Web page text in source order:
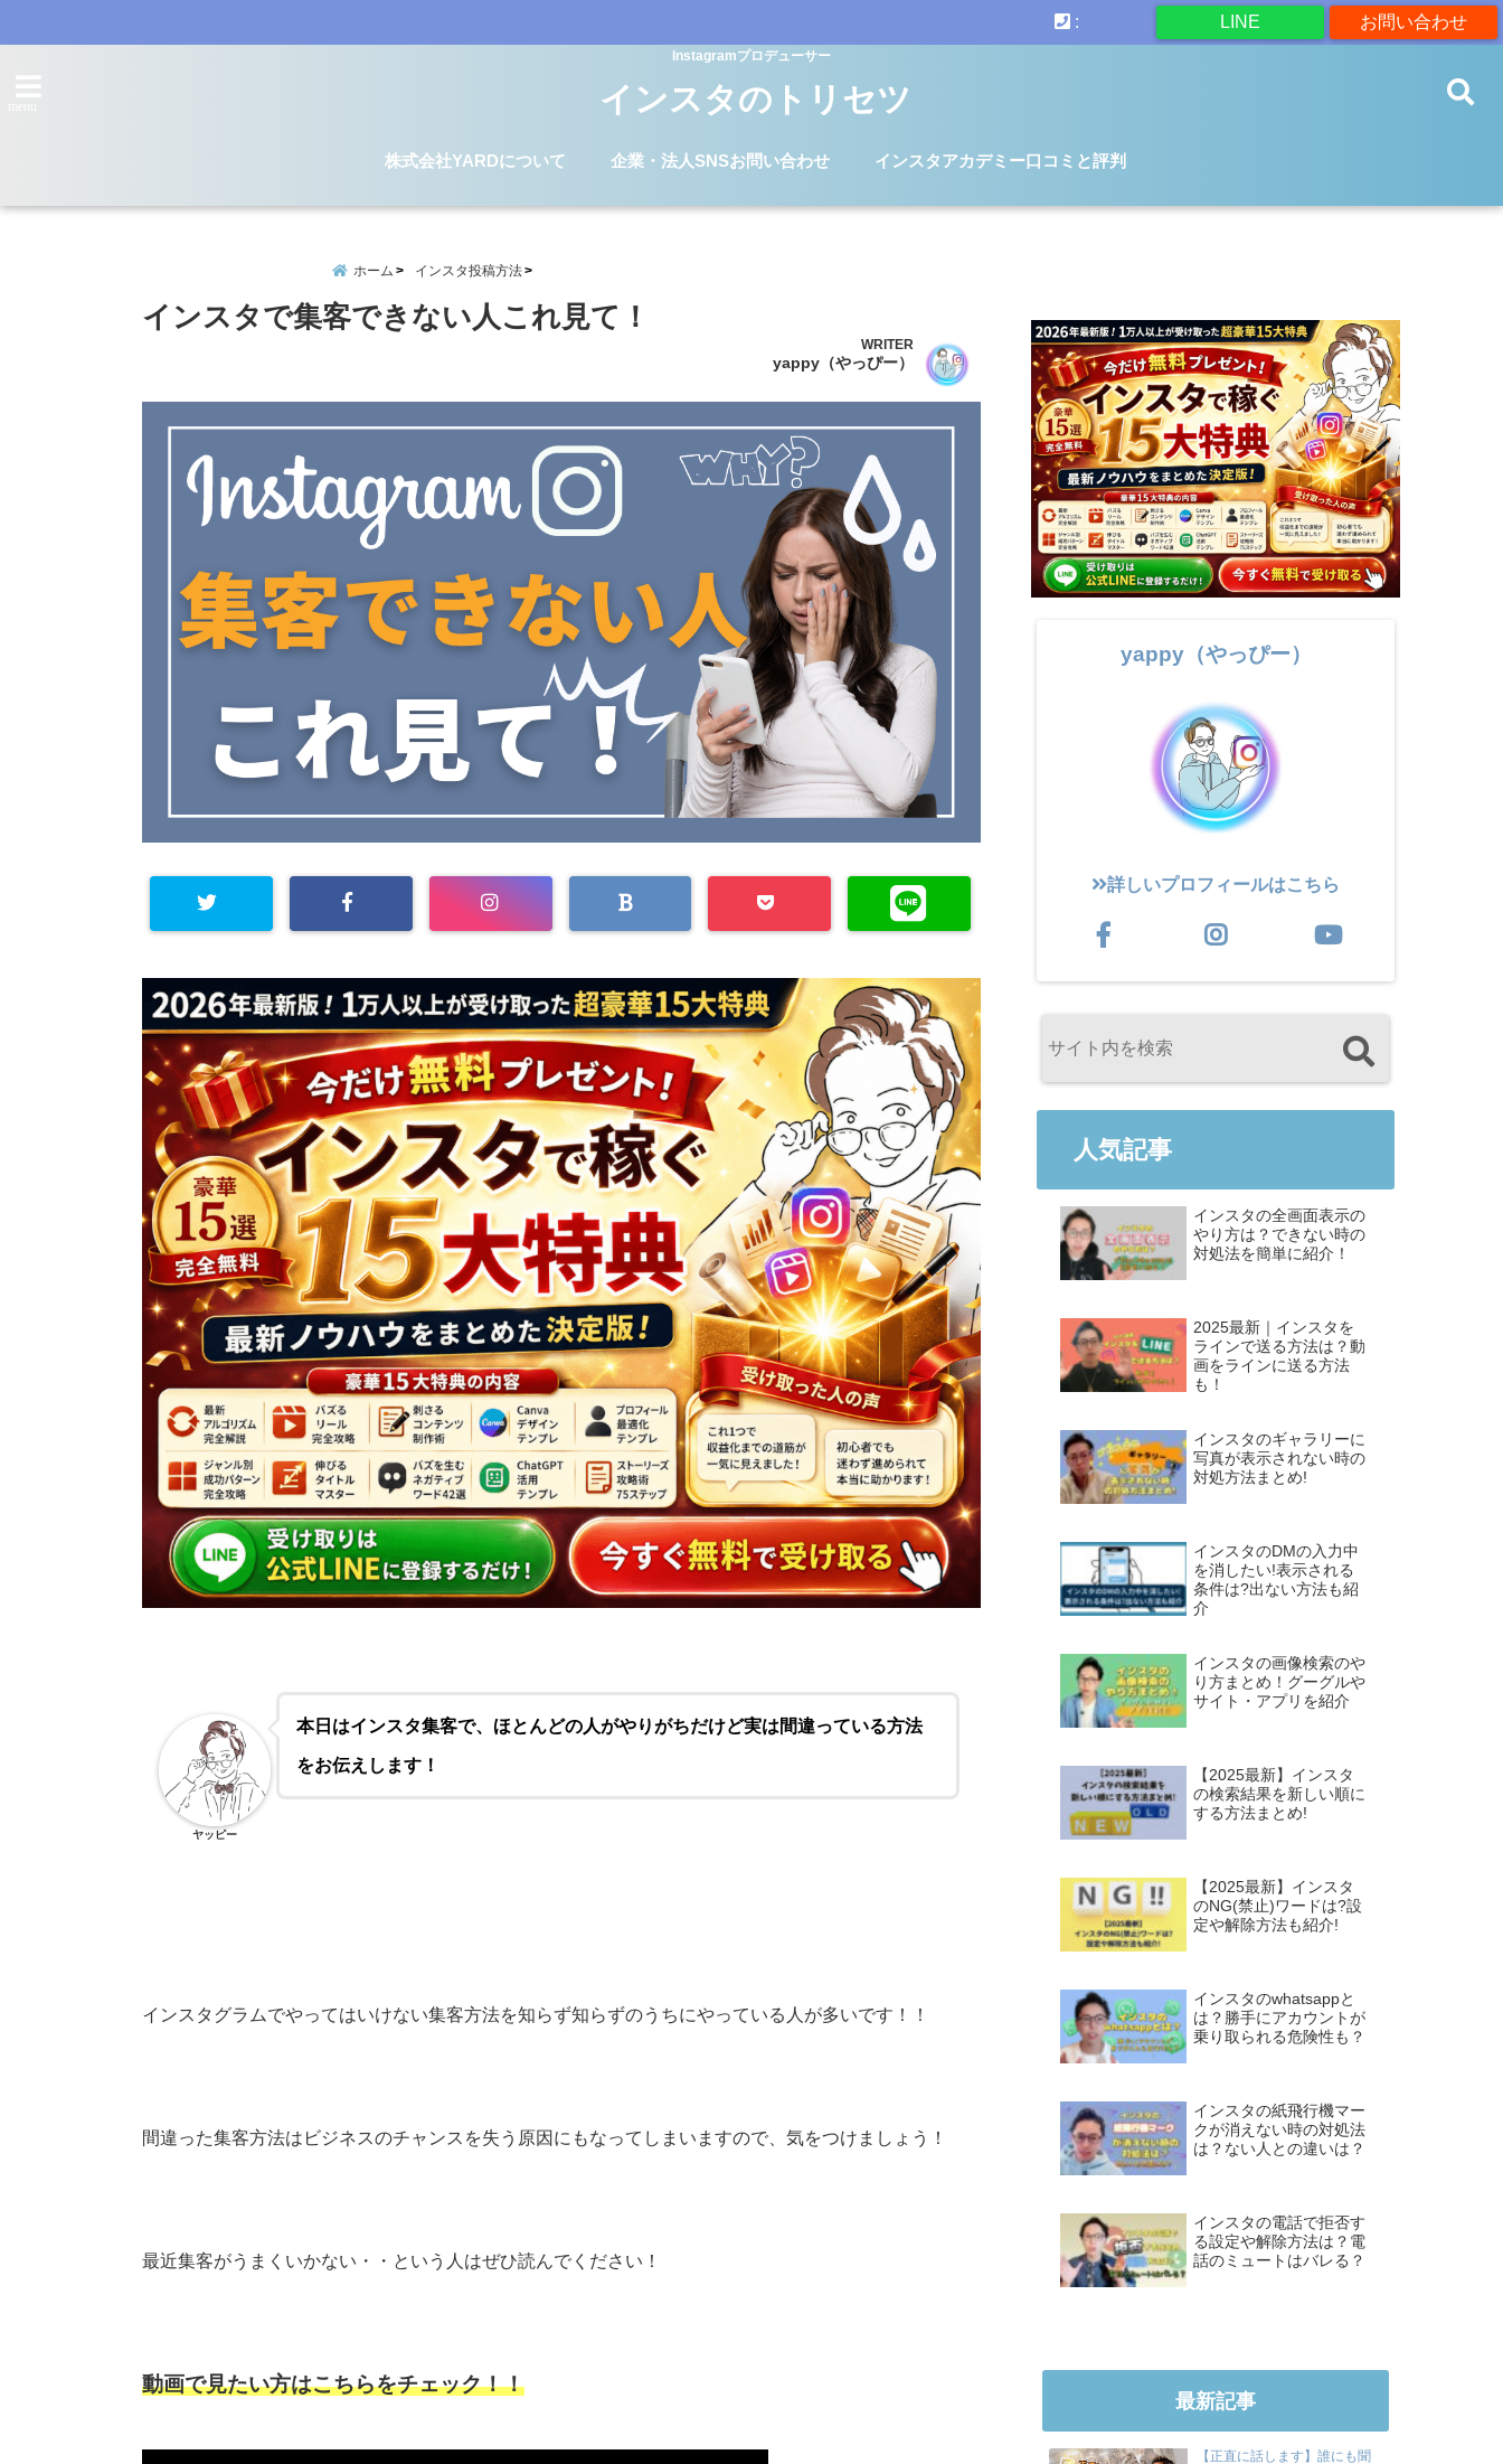
お問い合わせ
LINE
:
Instagramプロデューサー
インスタのトリセツ
株式会社YARDについて 企業・法人SNSお問い合わせ インスタアカデミー口コミと評判
ホーム インスタ投稿方法
インスタで集客できない人これ見て！
WRITER
yappy（やっぴー）
本日はインスタ集客で、ほとんどの人がやりがちだけど実は間違っている方法
をお伝えします！
ヤッピー
インスタグラムでやってはいけない集客方法を知らず知らずのうちにやっている人が多いです！！
間違った集客方法はビジネスのチャンスを失う原因にもなってしまいますので、気をつけましょう！
最近集客がうまくいかない・・という人はぜひ読んでください！
動画で見たい方はこちらをチェック！！
yappy（やっぴー）
詳しいプロフィールはこちら
人気記事
インスタの全画面表示の
やり方は？できない時の
対処法を簡単に紹介！
2025最新｜インスタを
ラインで送る方法は？動
画をラインに送る方法
も！
インスタのギャラリーに
写真が表示されない時の
対処方法まとめ!
インスタのDMの入力中
を消したい!表示される
条件は?出ない方法も紹
介
インスタの画像検索のや
り方まとめ！グーグルや
サイト・アプリを紹介
【2025最新】インスタ
の検索結果を新しい順に
する方法まとめ!
【2025最新】インスタ
のNG(禁止)ワードは?設
定や解除方法も紹介!
インスタのwhatsappと
は？勝手にアカウントが
乗り取られる危険性も？
インスタの紙飛行機マー
クが消えない時の対処法
は？ない人との違いは？
インスタの電話で拒否す
る設定や解除方法は？電
話のミュートはバレる？
最新記事
【正直に話します】誰にも聞